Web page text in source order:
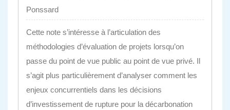
Ponssard
Cette note s’intéresse à l’articulation des
méthodologies d’évaluation de projets lorsqu’on
passe du point de vue public au point de vue privé. Il
s’agit plus particulièrement d’analyser comment les
enjeux concurrentiels dans les décisions
d’investissement de rupture pour la décarbonation